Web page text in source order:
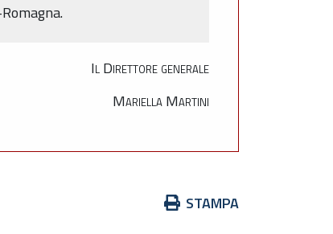
Il Direttore generale
Mariella Martini
Azioni STAMPA